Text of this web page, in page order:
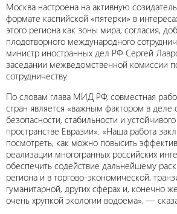
Москва настроена на активную
формате каспийской «пятерки» в
этого региона как зоны мира, согласия,
плодотворного международного
министр иностранных дел РФ Сергей
заседании межведомственной комиссии
сотрудничеству.
По словам глава МИД РФ, совместная
стран является «важным фактором в деле
безопасности, стабильности и
пространстве Евразии». «Наша работа
посмотреть, как можно повысить
реализации многогранных российских
обеспечить содействие дальнейшему
региона и в торгово-экономической,
гуманитарной, других сферах и, конечно
очень хрупкой экологии водоема», —